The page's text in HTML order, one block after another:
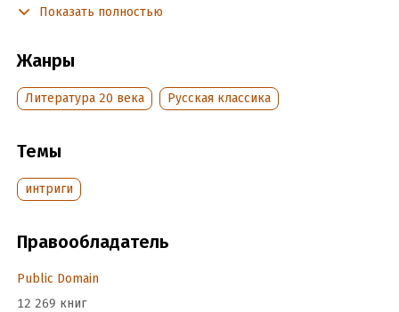
драматург и издатель знаменитой «Нивы».
неофициальная история России, сплетающаяся из
множества интриг, тайн, приключений и мистики. Роман
«Мальтийская цепь» повествует о последних годах
I; «Кольцо императрицы» знакомит читателя со временем
Читать отрывок
Подробная информация
Дата написания:
Объем:
Показать полностью
Жанры
Литература 20 века Русская классика
Темы
интриги
Правообладатель
Public Domain
12 269 книг